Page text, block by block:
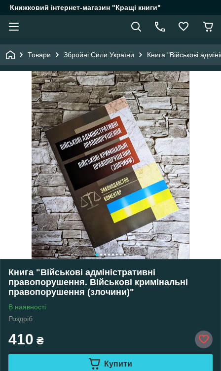
Книжковий інтернет-магазин "Кращі книги"
Товари Збройні Сили України Книга "Військові
Книга "Військові адміністративні
правопорушення. Військові кримінальні
правопорушення (злочини)"
В наявності
Роздріб
410 ₴
Купити